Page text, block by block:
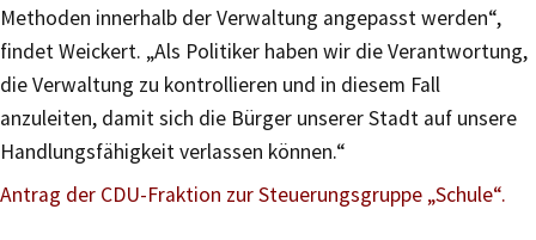
Methoden innerhalb der Verwaltung angepasst werden“,
findet Weickert. „Als Politiker haben wir die Verantwortung,
die Verwaltung zu kontrollieren und in diesem Fall
anzuleiten, damit sich die Bürger unserer Stadt auf unsere
Handlungsfähigkeit verlassen können.“
Antrag der CDU-Fraktion zur Steuerungsgruppe „Schule“.